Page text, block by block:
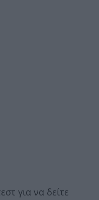
για να δείτε